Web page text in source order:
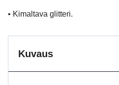
• Kimaltava glitteri.
Kuvaus